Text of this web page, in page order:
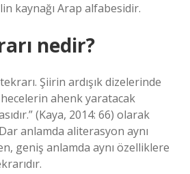
kaynağı Arap alfabesidir.
nedir?
Şiirin ardışık dizelerinde
ahenk yaratacak
(Kaya, 2014: 66) olarak
anlamda aliterasyon aynı
geniş anlamda aynı özelliklere